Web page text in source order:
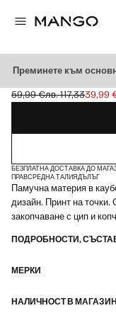
Преминете към
ПРАВИ ДЪНКИ
Задраскана
59,99 €лв. 117,33
Текуща цена [39,99 €
39,99
Изберете цвят
БЕЗПЛАТНА ДОСТАВКА ДО
ПРАВСРЕДНА ТАЛИЯДЪЛЪГ
Памучна материя в
дизайн. Принт на
закопчаване с цип и
ПОДРОБНОСТИ,
МЕРКИ
НАЛИЧНОСТ В